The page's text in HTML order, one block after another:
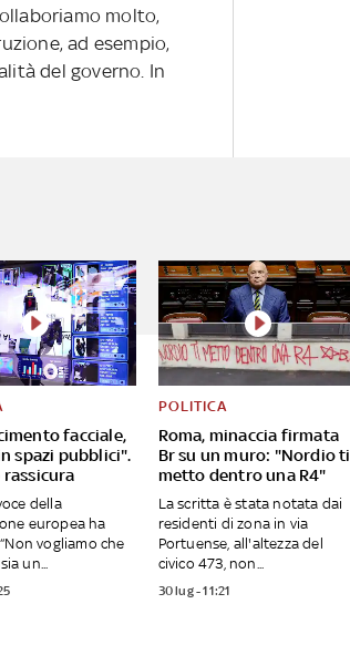
molto,
ad esempio,
del governo. In
facciale,
spazi pubblici".
rassicura
della
europea ha
vogliamo che
un...
Roma, minaccia firmata
Br su un muro: "Nordio ti
metto dentro una R4"
POLITICA
La scritta è stata notata dai
residenti di zona in via
Portuense, all'altezza del
civico 473, non...
30 lug - 11:21